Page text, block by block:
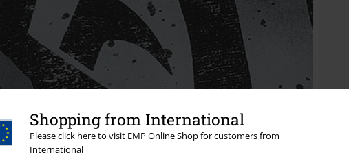
Shopping from International
Please click here to visit EMP Online Shop for customers from
International